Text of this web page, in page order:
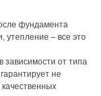
фундамента
утепление – все это
зависимости от типа
не